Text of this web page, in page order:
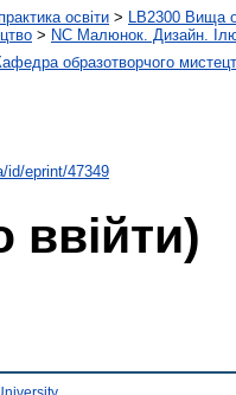
освіти > LB2300 Вища
> NC Малюнок. Дизайн.
образотворчого
id/eprint/47349
ввійти)